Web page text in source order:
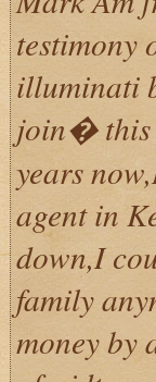
testimony
illuminati
join� this
years
agent in
down,I
family
money by